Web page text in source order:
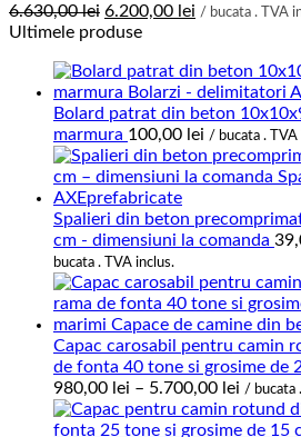
6.630,00lei Prețul
inițial
fost:
6.630,00 lei.
6.200,00 lei Prețul
6.200,00 lei.
/ bucata . TVA
Ultimele produse
Bolard patrat din beton
marmura 100,00 lei / bucata . TVA
Spalieri din beton
cm - dimensiuni la comanda
bucata . TVA inclus.
Capac carosabil pentru camin
de fonta 40 tone si grosime de
980,00 lei – 5.700,00 lei Interval
de
prețuri:
/ bucata